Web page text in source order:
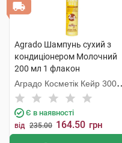
Agrado Шампунь cухий з
кондиціонером Молочний
200 мл 1 флакон
Аградо Косметік Кейр 3000
С.Л.У.
Є в наявності
від 235.00 164.50 грн